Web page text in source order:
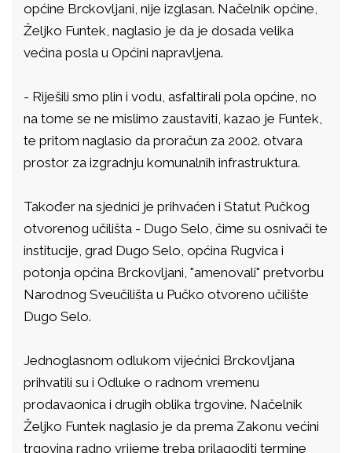
općine Brckovljani, nije izglasan. Načelnik općine,
Željko Funtek, naglasio je da je dosada velika
većina posla u Općini napravljena.
- Riješili smo plin i vodu, asfaltirali pola općine, no
na tome se ne mislimo zaustaviti, kazao je Funtek,
te pritom naglasio da proračun za 2002. otvara
prostor za izgradnju komunalnih infrastruktura.
Također na sjednici je prihvaćen i Statut Pučkog
otvorenog učilišta - Dugo Selo, čime su osnivači te
institucije, grad Dugo Selo, općina Rugvica i
potonja općina Brckovljani, "amenovali" pretvorbu
Narodnog Sveučilišta u Pučko otvoreno učilište
Dugo Selo.
Jednoglasnom odlukom vijećnici Brckovljana
prihvatili su i Odluke o radnom vremenu
prodavaonica i drugih oblika trgovine. Načelnik
Željko Funtek naglasio je da prema Zakonu većini
trgovina radno vrijeme treba prilagoditi termine